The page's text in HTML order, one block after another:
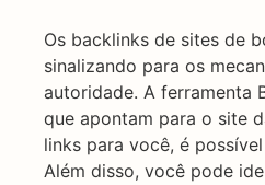
Os backlinks de sites de
sinalizando para os
autoridade. A ferramenta
que apontam para o site
links para você, é
Além disso, você pode